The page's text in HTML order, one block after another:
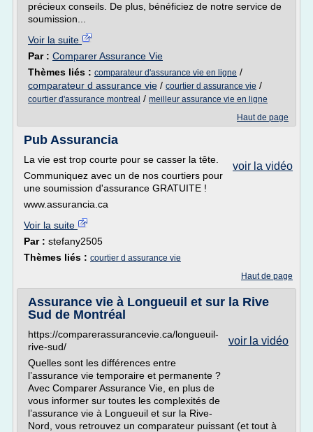
précieux conseils. De plus, bénéficiez de notre service de
soumission...
Voir la suite
Par : Comparer Assurance Vie
Thèmes liés : comparateur d'assurance vie en ligne /
comparateur d assurance vie / courtier d assurance vie /
courtier d'assurance montreal / meilleur assurance vie en ligne
Haut de page
Pub Assurancia
voir la vidéo
La vie est trop courte pour se casser la tête.
Communiquez avec un de nos courtiers pour
une soumission d'assurance GRATUITE !
www.assurancia.ca
Voir la suite
Par : stefany2505
Thèmes liés : courtier d assurance vie
Haut de page
Assurance vie à Longueuil et sur la Rive
Sud de Montréal
voir la vidéo
https://comparerassurancevie.ca/longueuil-
rive-sud/
Quelles sont les différences entre
l’assurance vie temporaire et permanente ?
Avec Comparer Assurance Vie, en plus de
vous informer sur toutes les complexités de
l’assurance vie à Longueuil et sur la Rive-
Nord, vous retrouvez un comparateur puissant (et tout à